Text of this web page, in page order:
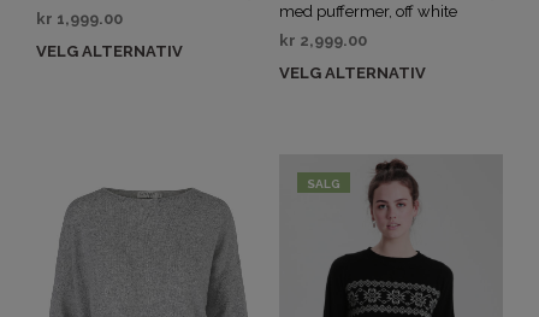
kr 1,999.00
VELG ALTERNATIV
med puffermer, off white
kr 2,999.00
VELG ALTERNATIV
SALG